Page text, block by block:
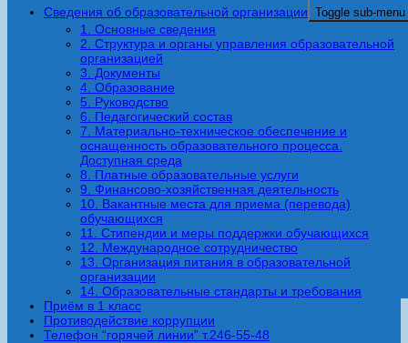
Сведения об образовательной организации Toggle sub-menu
1. Основные сведения
2. Структура и органы управления образовательной
организацией
3. Документы
4. Образование
5. Руководство
6. Педагогический состав
7. Материально-техническое обеспечение и
оснащенность образовательного процесса.
Доступная среда
8. Платные образовательные услуги
9. Финансово-хозяйственная деятельность
10. Вакантные места для приема (перевода)
обучающихся
11. Стипендии и меры поддержки обучающихся
12. Международное сотрудничество
13. Организация питания в образовательной
организации
14. Образовательные стандарты и требования
Приём в 1 класс
Противодействие коррупции
Телефон “горячей линии” т.246-55-48